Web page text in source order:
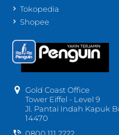
Tokopedia
Shopee
Gold Coast Office
Tower Eiffel - Level 9
Jl. Pantai Indah Kapuk
14470